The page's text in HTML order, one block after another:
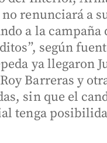
renunciará a
a la
según
ya llegaron
Barreras y
sin que el
tenga